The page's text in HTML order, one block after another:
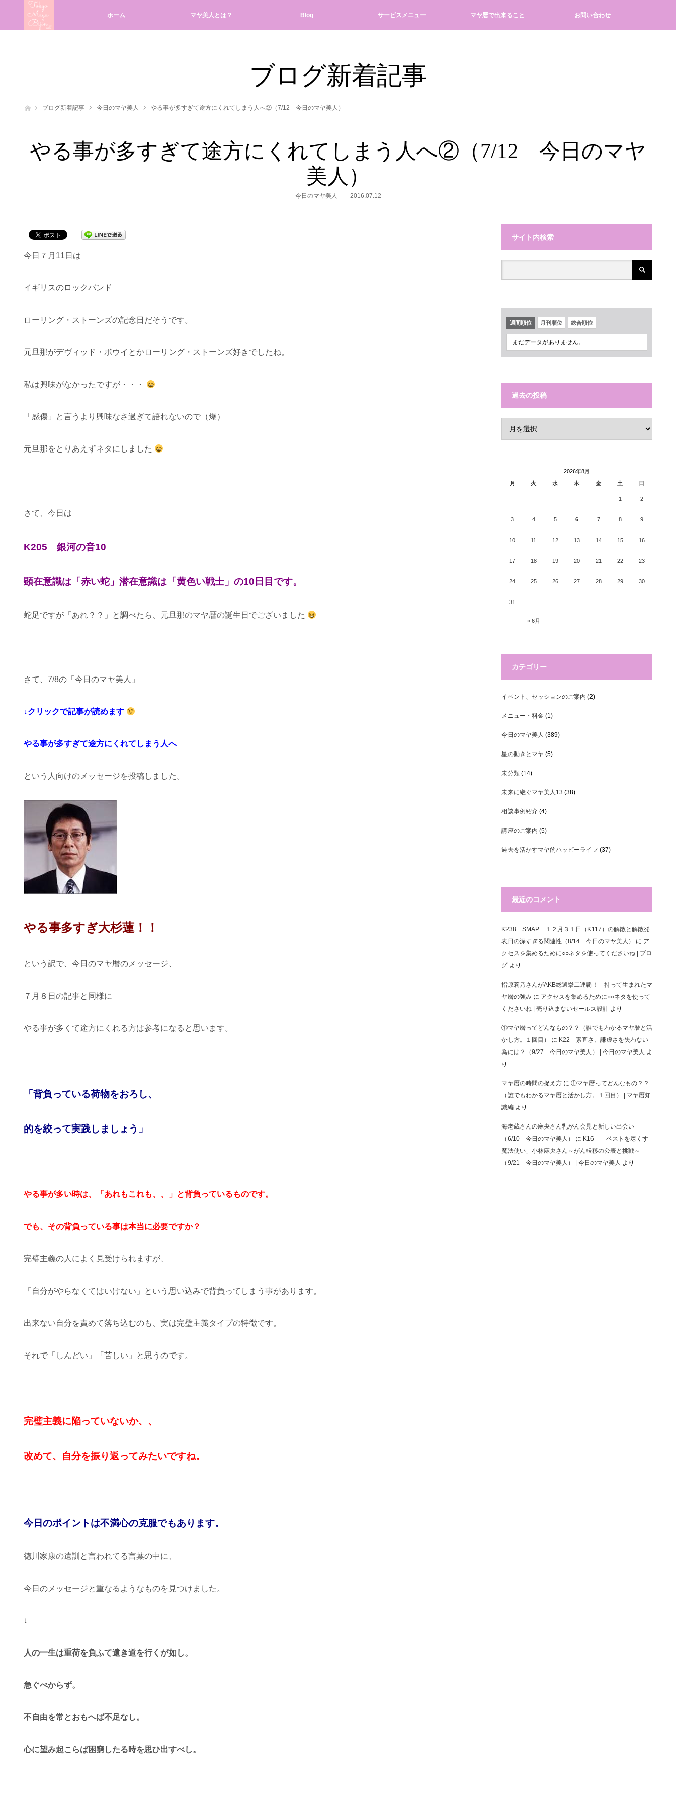
ホーム マヤ美人とは？ Blog サービスメニュー マヤ暦で出来ること お問い合わせ
ブログ新着記事
ホームブログ新着記事 今日のマヤ美人 やる事が多すぎて途方にくれてしまう人へ②（7/12 今日のマヤ美人）
やる事が多すぎて途方にくれてしまう人へ②（7/12 今日のマヤ
美人）
今日のマヤ美人 2016.07.12
今日７月11日は
イギリスのロックバンド
ローリング・ストーンズの記念日だそうです。
元旦那がデヴィッド・ボウイとかローリング・ストーンズ好きでしたね。
私は興味がなかったですが・・・
「感傷」と言うより興味なさ過ぎて語れないので（爆）
元旦那をとりあえずネタにしました
さて、今日は
K205 銀河の音10
顕在意識は「赤い蛇」潜在意識は「黄色い戦士」の10日目です。
蛇足ですが「あれ？？」と調べたら、元旦那のマヤ暦の誕生日でございました
さて、7/8の「今日のマヤ美人」
↓クリックで記事が読めます
やる事が多すぎて途方にくれてしまう人へ
という人向けのメッセージを投稿しました。
やる事多すぎ大杉蓮！！
という訳で、今日のマヤ暦のメッセージ、
７月８日の記事と同様に
やる事が多くて途方にくれる方は参考になると思います。
「背負っている荷物をおろし、
的を絞って実践しましょう」
やる事が多い時は、「あれもこれも、、」と背負っているものです。
でも、その背負っている事は本当に必要ですか？
完璧主義の人によく見受けられますが、
「自分がやらなくてはいけない」という思い込みで背負ってしまう事があります。
出来ない自分を責めて落ち込むのも、実は完璧主義タイプの特徴です。
それで「しんどい」「苦しい」と思うのです。
完璧主義に陥っていないか、、
改めて、自分を振り返ってみたいですね。
今日のポイントは不満心の克服でもあります。
徳川家康の遺訓と言われてる言葉の中に、
今日のメッセージと重なるようなものを見つけました。
↓
人の一生は重荷を負ふて遠き道を行くが如し。
急ぐべからず。
不自由を常とおもへば不足なし。
心に望み起こらば困窮したる時を思ひ出すべし。
サイト内検索
週間順位 月刊順位 総合順位
まだデータがありません。
過去の投稿
2026年8月
月
火 水 木 金 土 日
« 6月
1 2
3 4 5 6 7 8 9
10 11 12 13 14 15 16
17 18 19 20 21 22 23
24 25 26 27 28 29 30
31
カテゴリー
イベント、セッションのご案内 (2)
メニュー・料金 (1)
今日のマヤ美人 (389)
星の動きとマヤ (5)
未分類 (14)
未来に継ぐマヤ美人13 (38)
相談事例紹介 (4)
講座のご案内 (5)
過去を活かすマヤ的ハッピーライフ (37)
最近のコメント
K238 SMAP １２月３１日（K117）の解散と解散発
表日の深すぎる関連性（8/14 今日のマヤ美人）
に ア
クセスを集めるために○○ネタを使ってくださいね | ブロ
グ より
指原莉乃さんがAKB総選挙二連覇！ 持って生まれたマ
ヤ暦の強み に アクセスを集めるために○○ネタを使って
くださいね | 売り込まないセールス設計 より
①マヤ暦ってどんなもの？？（誰でもわかるマヤ暦と活
かし方。１回目）
に K22 素直さ、謙虚さを失わない
為には？（9/27 今日のマヤ美人） | 今日のマヤ美人 よ
り
マヤ暦の時間の捉え方 に ①マヤ暦ってどんなもの？？
（誰でもわかるマヤ暦と活かし方。１回目） | マヤ暦知
識編 より
海老蔵さんの麻央さん乳がん会見と新しい出会い
（6/10 今日のマヤ美人）
に K16 「ベストを尽くす
魔法使い」小林麻央さん～がん転移の公表と挑戦～
（9/21 今日のマヤ美人） | 今日のマヤ美人 より